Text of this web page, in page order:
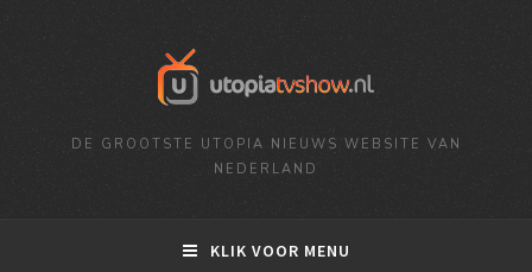
DE GROOTSTE UTOPIA NIEUWS WEBSITE VAN
NEDERLAND
KLIK VOOR MENU